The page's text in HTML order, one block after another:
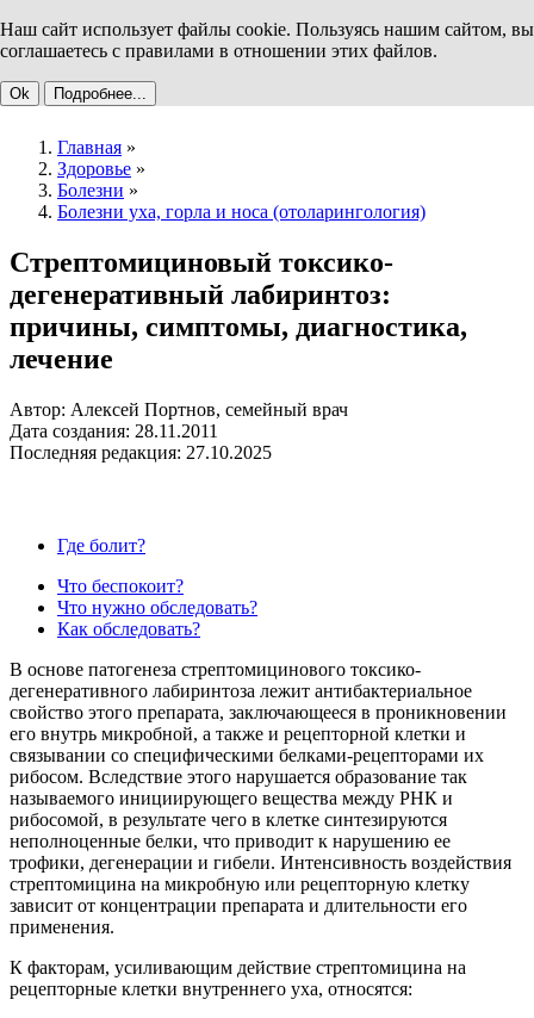
Наш сайт использует файлы cookie. Пользуясь нашим сайтом, вы
соглашаетесь с правилами в отношении этих файлов.
Ok Подробнее...
Главная »
Здоровье »
Болезни »
Болезни уха, горла и носа (отоларингология)
Стрептомициновый токсико-
дегенеративный лабиринтоз:
причины, симптомы, диагностика,
лечение
Автор: Алексей Портнов, семейный врач
Дата создания: 28.11.2011
Последняя редакция: 27.10.2025
Где болит?
Что беспокоит?
Что нужно обследовать?
Как обследовать?
В основе патогенеза стрептомицинового токсико-
дегенеративного лабиринтоза лежит антибактериальное
свойство этого препарата, заключающееся в проникновении
его внутрь микробной, а также и рецепторной клетки и
связывании со специфическими белками-рецепторами их
рибосом. Вследствие этого нарушается образование так
называемого инициирующего вещества между РНК и
рибосомой, в результате чего в клетке синтезируются
неполноценные белки, что приводит к нарушению ее
трофики, дегенерации и гибели. Интенсивность воздействия
стрептомицина на микробную или рецепторную клетку
зависит от концентрации препарата и длительности его
применения.
К факторам, усиливающим действие стрептомицина на
рецепторные клетки внутреннего уха, относятся: